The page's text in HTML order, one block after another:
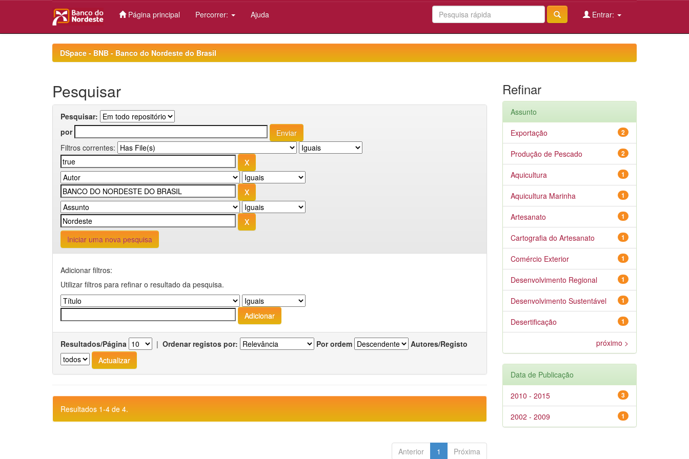
Página principal Percorrer: Ajuda Entrar:
DSpace - BNB - Banco do Nordeste do Brasil
Pesquisar
Pesquisar:
por
Filtros correntes:
Iniciar uma nova pesquisa
Adicionar filtros:
Utilizar filtros para refinar o resultado da pesquisa.
Resultados/Página | Ordenar registos por: Por ordem Autores/Registo
Resultados 1-4 de 4.
Anterior 1 Próxima
Refinar
Assunto
2
Exportação
2
Produção de Pescado
1
Aquicultura
1
Aquicultura Marinha
1
Artesanato
1
Cartografia do Artesanato
1
Comércio Exterior
1
Desenvolvimento Regional
1
Desenvolvimento Sustentável
1
Desertificação
próximo >
Data de Publicação
3
2010 - 2015
1
2002 - 2009